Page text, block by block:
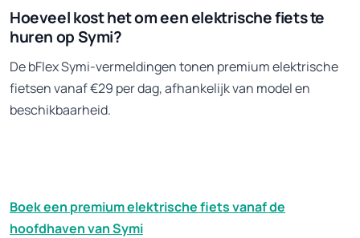
Hoeveel kost het om een elektrische fiets te
huren op Symi?
De bFlex Symi-vermeldingen tonen premium elektrische
fietsen vanaf €29 per dag, afhankelijk van model en
beschikbaarheid.
Boek een premium elektrische fiets vanaf de
hoofdhaven van Symi